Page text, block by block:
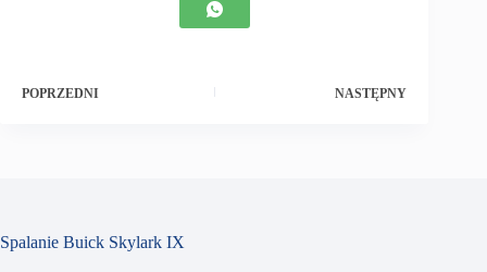
POPRZEDNI NASTĘPNY
Spalanie Buick Skylark IX